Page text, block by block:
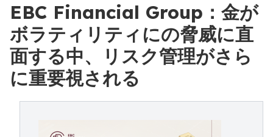
EBC Financial Group：金が
ボラティリティにの脅威に直
面する中、リスク管理がさら
に重要視される